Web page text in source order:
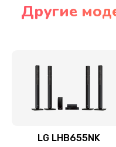
Ремонт
Ремонт / замена
Другие
LG LHB655NK